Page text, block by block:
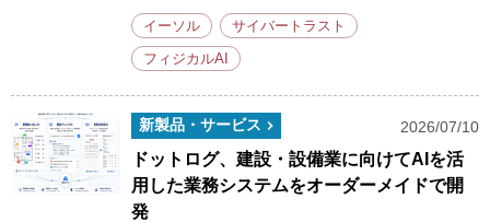
イーソル サイバートラスト
フィジカルAI
新製品・サービス 2026/07/10
ドットログ、建設・設備業に向けてAIを活
用した業務システムをオーダーメイドで開
発